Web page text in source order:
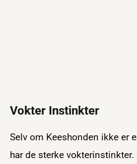
Vokter Instinkter
Selv om Keeshonden ikke er
har de sterke vokterinstinkter.